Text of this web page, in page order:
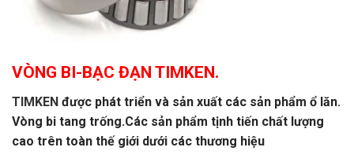
VÒNG BI-BẠC ĐẠN TIMKEN.
TIMKEN được phát triển và sản xuất các sản phẩm ổ lăn.
Vòng bi tang trống.Các sản phẩm tịnh tiến chất lượng
cao trên toàn thế giới dưới các thương hiệu